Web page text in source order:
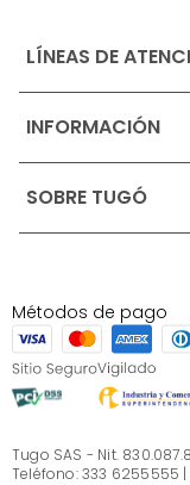
LÍNEAS DE
INFORMACIÓN
Ofertas vigentes
Términos,
S.A.S
Términos,
Instructivo
Sé parte de Tugó
¿Quiénes somos?
Servicio al cliente
SOBRE TUGÓ
¿Quieres vender
Métodos de pago
Tugo SAS - Nit.
Teléfono: 333 6255555